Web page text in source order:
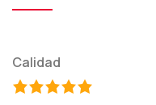
Calidad